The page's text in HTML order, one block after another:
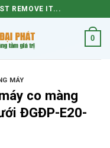
REMOVE IT...
0
MÁY
co màng
ĐGĐP-E20-